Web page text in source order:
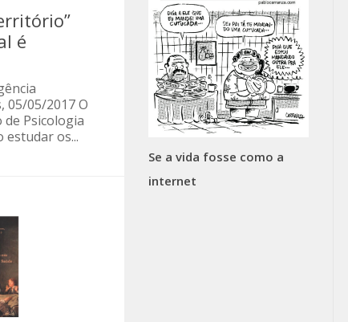
é
05/05/2017 O
Psicologia
estudar os...
Se a vida fosse como a
internet